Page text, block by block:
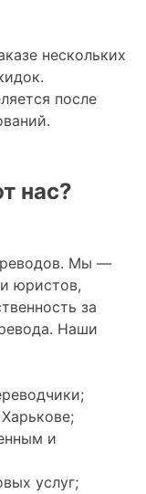
нескольких
после
нас?
Мы —
юристов,
за
Наши
и
услуг;